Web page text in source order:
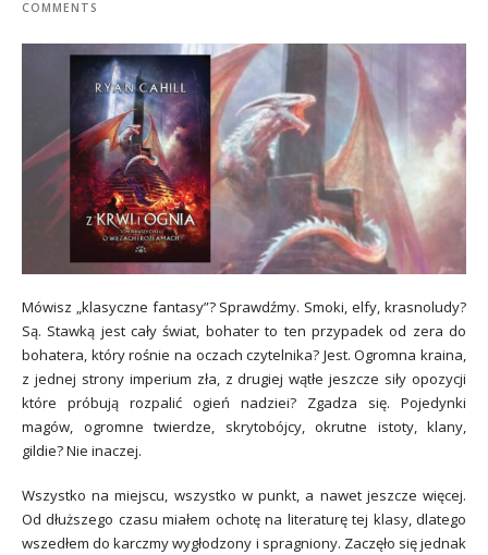
COMMENTS
Mówisz „klasyczne fantasy”? Sprawdźmy. Smoki, elfy, krasnoludy?
Są. Stawką jest cały świat, bohater to ten przypadek od zera do
bohatera, który rośnie na oczach czytelnika? Jest. Ogromna kraina,
z jednej strony imperium zła, z drugiej wątłe jeszcze siły opozycji
które próbują rozpalić ogień nadziei? Zgadza się. Pojedynki
magów, ogromne twierdze, skrytobójcy, okrutne istoty, klany,
gildie? Nie inaczej.
Wszystko na miejscu, wszystko w punkt, a nawet jeszcze więcej.
Od dłuższego czasu miałem ochotę na literaturę tej klasy, dlatego
wszedłem do karczmy wygłodzony i spragniony. Zaczęło się jednak